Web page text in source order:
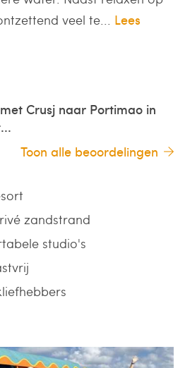
veel te... Lees
Crusj naar Portimao in
Toon alle beoordelingen
zandstrand
studio's